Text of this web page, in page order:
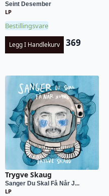
Seint Desember
LP
Bestillingsvare
Legg I Handlekurv 369
Trygve Skaug
Sanger Du Skal Få Når J...
LP